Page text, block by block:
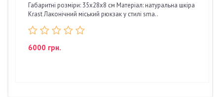
Габаритні розміри: 35х28х8 см Матеріал: натуральна шкіра
Krast Лаконічний міський рюкзак у стилі sma..
6000 грн.